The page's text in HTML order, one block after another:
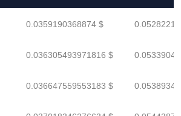
0.0359190368874 $
0.036305493971816 $
0.036647559553183 $